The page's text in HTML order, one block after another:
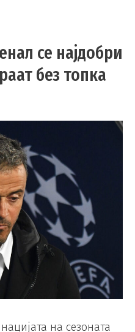
се најдобри
без топка
на сезоната